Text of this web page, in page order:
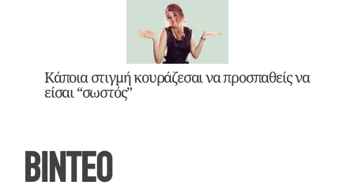
Κάποια στιγμή κουράζεσαι να προσπαθείς να
είσαι “σωστός”
ΒΙΝΤΕΟ